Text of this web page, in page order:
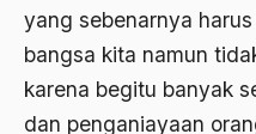
yang sebenarnya
bangsa kita namun
karena begitu banyak
dan penganiayaan
Agraria
agraris